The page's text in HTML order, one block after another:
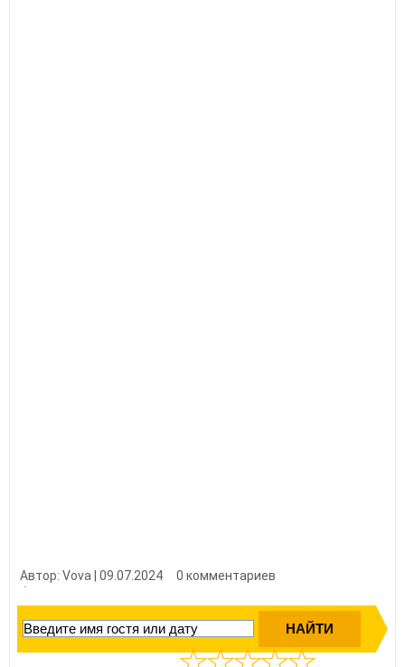
Автор: Vova | 09.07.2024
0 комментариев